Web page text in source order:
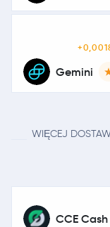
Gemini
WIĘCEJ
CCE Cash